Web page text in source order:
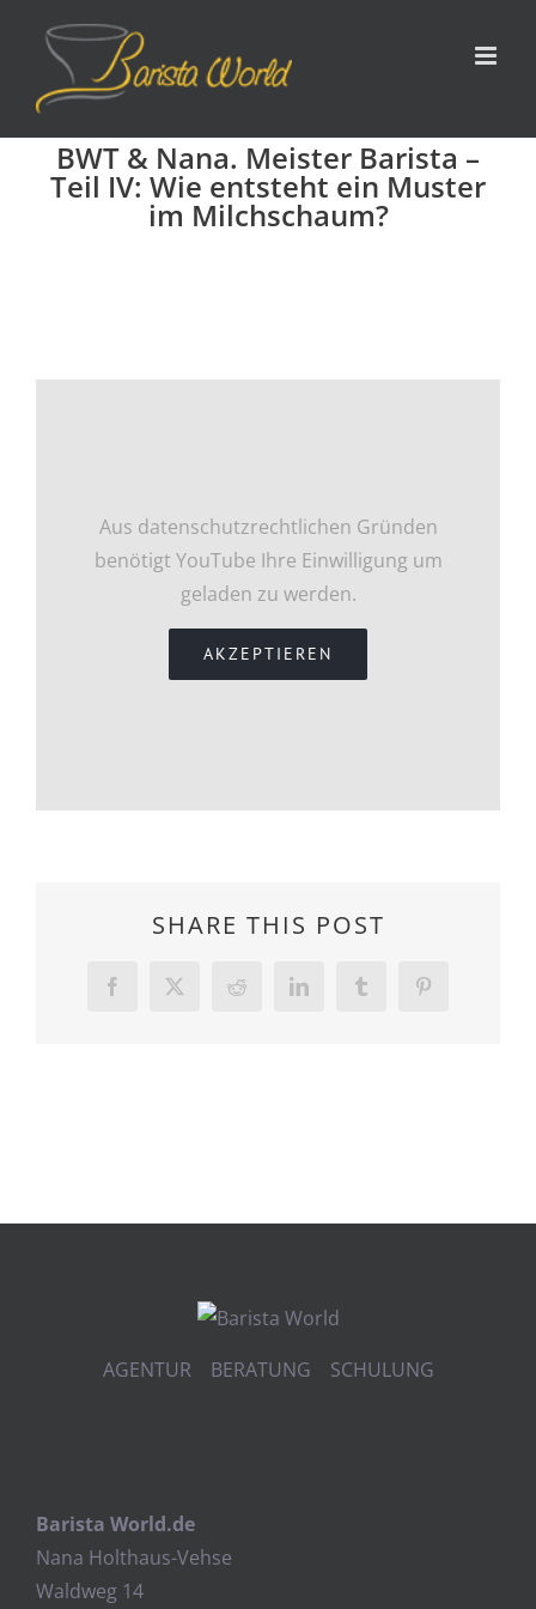
Inhalt
springen
BWT & Nana. Meister Barista –
Teil IV: Wie entsteht ein Muster
im Milchschaum?
Aus datenschutzrechtlichen Gründen
benötigt YouTube Ihre Einwilligung um
geladen zu werden.
AKZEPTIEREN
SHARE THIS POST
FacebookTwitter Reddit LinkedInTumblr Pinterest
AGENTUR BERATUNG SCHULUNG
Barista World.de
Nana Holthaus-Vehse
Waldweg 14